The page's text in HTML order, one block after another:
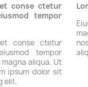
conse ctetur
tempor
conse ctetur
tempor
aliqua. Ut
ipsum dolor sit
elit.